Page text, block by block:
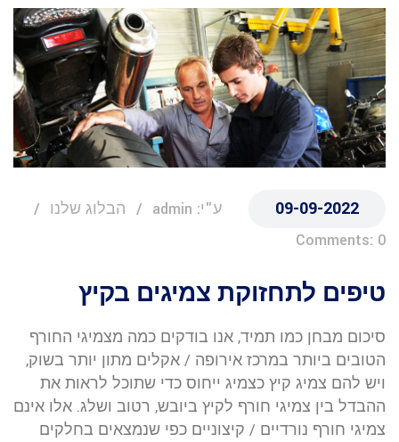
09-09-2022 ע"י: admin
הבלוג שלנו
Comments: 0
טיפים לתחזוקת צמיגים בקיץ
סיכום מבחן כמו תמיד, אנו בודקים כמה מצמיגי החורף
הטובים ביותר במרכז אירופה / אקלים מתון יותר בשוק,
ויש להם צמיג קיץ כצמיג ייחוס כדי שתוכל לראות את
ההבדל בין צמיגי חורף לקיץ ביובש, רטוב ושלג. אלו אינם
צמיגי חורף נורדיים / קיצוניים כפי שנמצאים בחלקים